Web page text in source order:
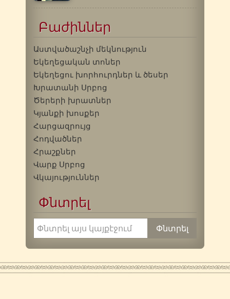
Բաժիններ
Աստվածաշնչի մեկնություն
Եկեղեցական տոներ
Եկեղեցու խորհուրդներ և ծեսեր
Խրատանի Սրբոց
Ծերերի խրատներ
Կյանքի խոսքեր
Հարցազրույց
Հոդվածներ
Հրաշքներ
Վարք Սրբոց
Վկայություններ
Փնտրել